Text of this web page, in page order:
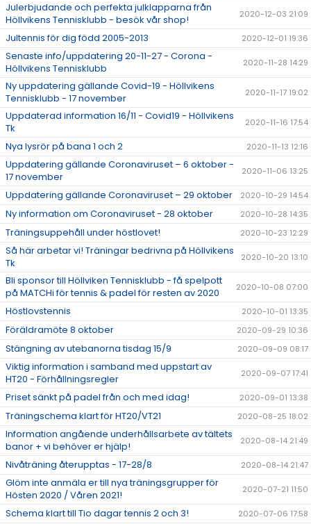
Julerbjudande och perfekta julklapparna från
Höllvikens Tennisklubb - besök vår shop!
2020-12-03 21:09
Jultennis för dig född 2005-2013 2020-12-01 19:36
Senaste info/uppdatering 20-11-27 - Corona -
Höllvikens Tennisklubb
2020-11-28 14:29
Ny uppdatering gällande Covid-19 - Höllvikens
Tennisklubb - 17 november
2020-11-17 19:02
Uppdaterad information 16/11 - Covid19 - Höllvikens
Tk
2020-11-16 17:54
Nya lysrör på bana 1 och 2 2020-11-13 12:16
Uppdatering gällande Coronaviruset – 6 oktober -
17 november
2020-11-06 13:25
Uppdatering gällande Coronaviruset – 29 oktober 2020-10-29 14:54
Ny information om Coronaviruset - 28 oktober 2020-10-28 14:35
Träningsuppehåll under höstlovet! 2020-10-23 12:29
Så här arbetar vi! Träningar bedrivna på Höllvikens
Tk
2020-10-20 13:10
Bli sponsor till Höllviken Tennisklubb - få spelpott
på MATCHi för tennis & padel för resten av 2020
2020-10-08 07:00
Höstlovstennis 2020-10-01 13:35
Föräldramöte 8 oktober 2020-09-29 10:36
Stängning av utebanorna tisdag 15/9 2020-09-09 08:17
Viktig information i samband med uppstart av
HT20 - Förhållningsregler
2020-09-07 17:41
Priset sänkt på padel från och med idag! 2020-09-01 13:38
Träningschema klart för HT20/VT21 2020-08-25 18:02
Information angående underhållsarbete av tältets
banor + vi behöver er hjälp!
2020-08-14 21:49
Nivåträning återupptas - 17-28/8 2020-08-14 21:47
Glöm inte anmäla er till nya träningsgrupper för
Hösten 2020 / Våren 2021!
2020-07-21 11:50
Schema klart till Tio dagar tennis 2 och 3! 2020-07-06 17:58